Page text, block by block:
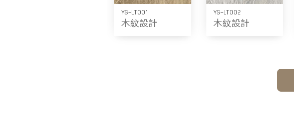
YS-LT001
木紋設計
YS-LT002
木紋設計